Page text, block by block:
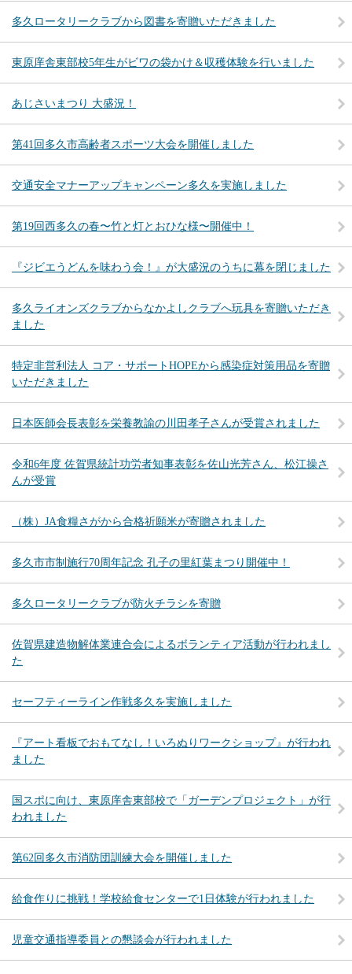
多久ロータリークラブから図書を寄贈いただきました
東原庠舎東部校5年生がビワの袋かけ＆収穫体験を行いました
あじさいまつり 大盛況！
第41回多久市高齢者スポーツ大会を開催しました
交通安全マナーアップキャンペーン多久を実施しました
第19回西多久の春〜竹と灯とおひな様〜開催中！
『ジビエうどんを味わう会！』が大盛況のうちに幕を閉じました
多久ライオンズクラブからなかよしクラブへ玩具を寄贈いただき
ました
特定非営利法人 コア・サポートHOPEから感染症対策用品を寄贈
いただきました
日本医師会長表彰を栄養教諭の川田孝子さんが受賞されました
令和6年度 佐賀県統計功労者知事表彰を佐山光芳さん、松江操さ
んが受賞
（株）JA食糧さがから合格祈願米が寄贈されました
多久市市制施行70周年記念 孔子の里紅葉まつり開催中！
多久ロータリークラブが防火チラシを寄贈
佐賀県建造物解体業連合会によるボランティア活動が行われまし
た
セーフティーライン作戦多久を実施しました
『アート看板でおもてなし！いろぬりワークショップ』が行われ
ました
国スポに向け、東原庠舎東部校で「ガーデンプロジェクト」が行
われました
第62回多久市消防団訓練大会を開催しました
給食作りに挑戦！学校給食センターで1日体験が行われました
児童交通指導委員との懇談会が行われました